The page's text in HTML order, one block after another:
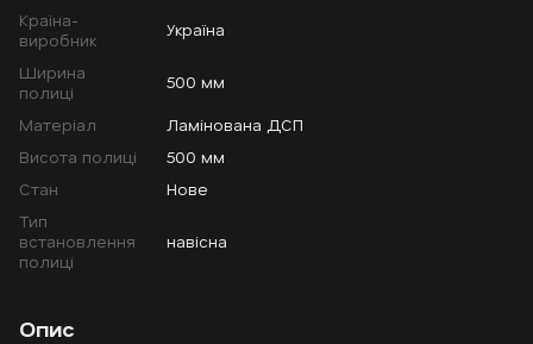
Країна-
виробник
Україна
Ширина
полиці
500 мм
Матеріал
Ламінована ДСП
Висота полиці
500 мм
Стан
Нове
Тип
встановлення
полиці
навісна
Опис